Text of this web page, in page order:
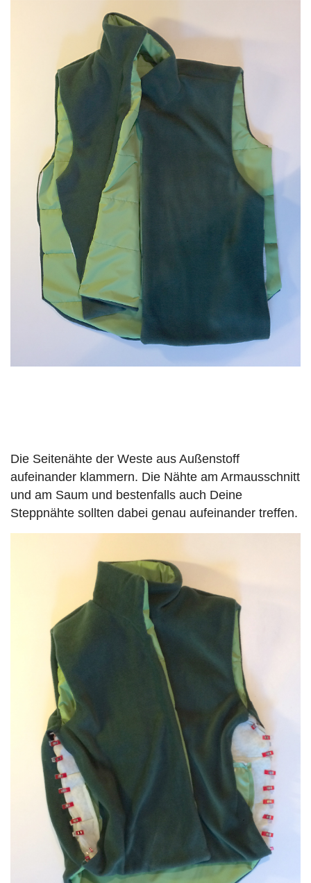
Die Seitenähte der Weste aus Außenstoff
aufeinander klammern. Die Nähte am Armausschnitt
und am Saum und bestenfalls auch Deine
Steppnähte sollten dabei genau aufeinander treffen.